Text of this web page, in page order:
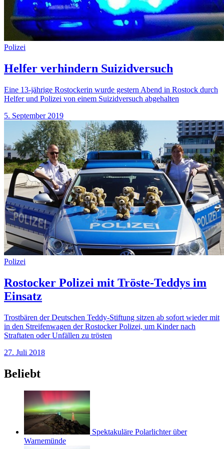
Polizei
Helfer verhindern Suizidversuch
Eine 13-jährige Rostockerin wurde gestern Abend in Rostock durch
Helfer und Polizei von einem Suizidversuch abgehalten
5. September 2019
Polizei
Rostocker Polizei mit Tröste-Teddys im
Einsatz
Trostbären der Deutschen Teddy-Stiftung sitzen ab sofort wieder mit
in den Streifenwagen der Rostocker Polizei, um Kinder nach
Straftaten oder Unfällen zu trösten
27. Juli 2018
Beliebt
Spektakuläre Polarlichter über
Warnemünde